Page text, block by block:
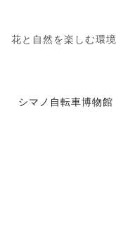
花と自然を楽しむ環
シマノ自転車博物館